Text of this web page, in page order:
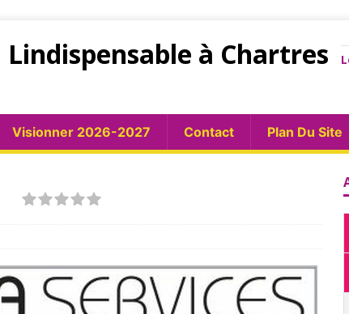
Lindispensable à Chartres
Visionner 2026-2027 Contact Plan Du Site